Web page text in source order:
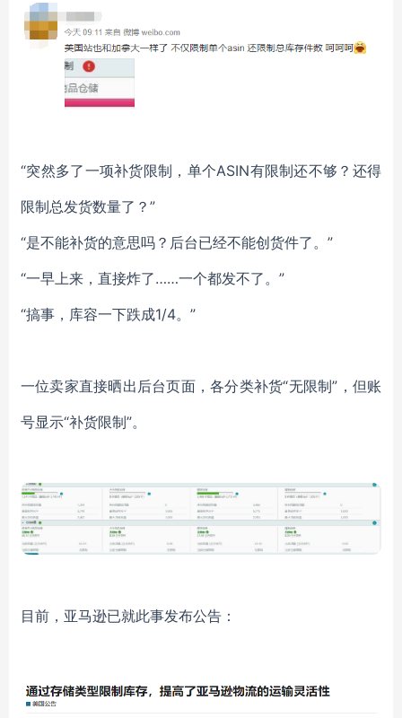
“突然多了一项补货限制，单个ASIN有限制还不够？还得
限制总发货数量了？”
“是不能补货的意思吗？后台已经不能创货件了。”
“一早上来，直接炸了……一个都发不了。”
“搞事，库容一下跌成1/4。”
一位卖家直接晒出后台页面，各分类补货“无限制”，但账
号显示“补货限制”。
目前，亚马逊已就此事发布公告：